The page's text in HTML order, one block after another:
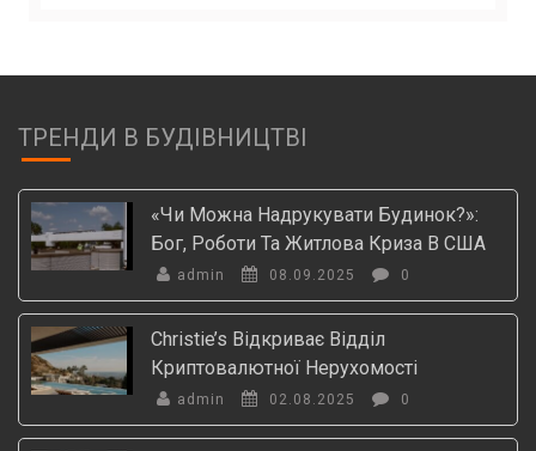
ТРЕНДИ В БУДІВНИЦТВІ
«Чи Можна Надрукувати Будинок?»:
Бог, Роботи Та Житлова Криза В США
admin 08.09.2025 0
Christie’s Відкриває Відділ
Криптовалютної Нерухомості
admin 02.08.2025 0